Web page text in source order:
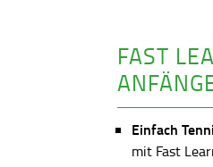
FAST
Einfach
mit Fast